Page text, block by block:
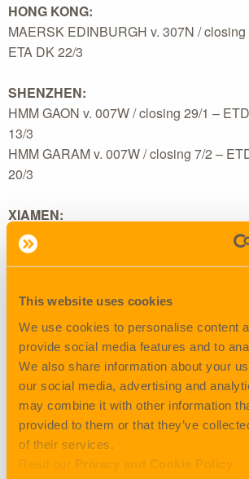
This website uses cookies
We use cookies to personalise content
provide social media features and to
We also share information about your
our social media, advertising and
may combine it with other information
provided to them or that they’ve
of their services.
Read our Privacy and Cookie Policy
HONG KONG:
MAERSK EDINBURGH v. 307N /
ETA DK 22/3
SHENZHEN:
HMM GAON v. 007W / closing 29/1 –
13/3
HMM GARAM v. 007W / closing 7/2 –
20/3
XIAMEN:
MAERSK EDINBURGH v. 307N / closing
ETA DK 20/3
NINGBO:
17/3
SHANGHAI:
MORTEN MAERSK v. 304W / closing 30/
DK 13/3
MARIBO MAERSK v. 305W / closing 4/2
DK 19/3